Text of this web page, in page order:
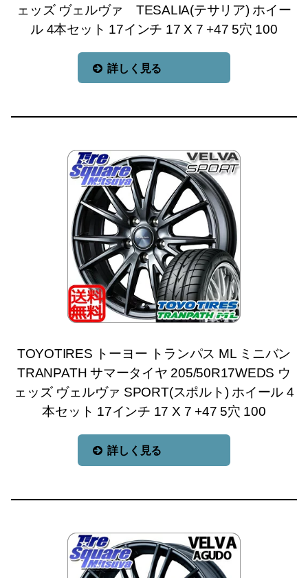
ェッズ ヴェルヴァ TESALIA(テサリア) ホイー
ル 4本セット 17インチ 17 X 7 +47 5穴 100
詳しく見る
TOYOTIRES トーヨー トランパス ML ミニバン
TRANPATH サマータイヤ 205/50R17WEDS ウ
ェッズ ヴェルヴァ SPORT(スポルト) ホイール 4
本セット 17インチ 17 X 7 +47 5穴 100
詳しく見る